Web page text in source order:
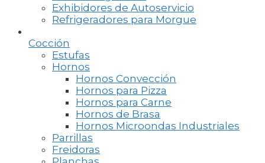
Exhibidores de Autoservicio
Refrigeradores para Morgue
Cocción
Estufas
Hornos
Hornos Convección
Hornos para Pizza
Hornos para Carne
Hornos de Brasa
Hornos Microondas Industriales
Parrillas
Freidoras